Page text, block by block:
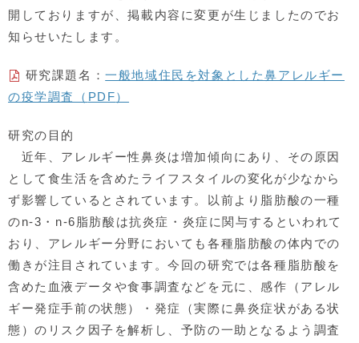
開しておりますが、掲載内容に変更が生じましたのでお
知らせいたします。
研究課題名：一般地域住民を対象とした鼻アレルギー
の疫学調査（ PDF）
研究の目的
近年、アレルギー性鼻炎は増加傾向にあり、その原因
として食生活を含めたライフスタイルの変化が少なから
ず影響しているとされています。以前より脂肪酸の一種
のn-3・n-6脂肪酸は抗炎症・炎症に関与するといわれて
おり、アレルギー分野においても各種脂肪酸の体内での
働きが注目されています。今回の研究では各種脂肪酸を
含めた血液データや食事調査などを元に、感作（アレル
ギー発症手前の状態）・発症（実際に鼻炎症状がある状
態）のリスク因子を解析し、予防の一助となるよう調査